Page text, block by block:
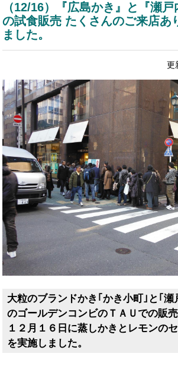
（12/16）『広島かき』と『瀬戸
の試食販売 たくさんのご来店あ
ました。
更
大粒のブランドかき｢かき小町｣と｢瀬
のゴールデンコンビのＴＡＵでの販
１２月１６日に蒸しかきとレモンの
を実施しました。